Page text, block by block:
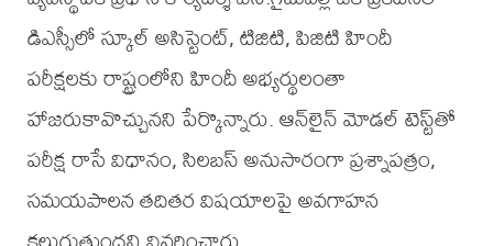
డిఎస్సీలో స్కూల్‌ అసిస్టెంట్‌, టిజిటి, పిజిటి హిందీ
పరీక్షలకు రాష్ట్రంలోని హిందీ అభ్యర్థులంతా
హాజరుకావొచ్చునని పేర్కొన్నారు. ఆన్‌లైన్‌ మోడల్‌ టెస్ట్‌తో
పరీక్ష రాసే విధానం, సిలబస్‌ అనుసారంగా ప్రశ్నాపత్రం,
సమయపాలన తదితర విషయాలపై అవగాహన